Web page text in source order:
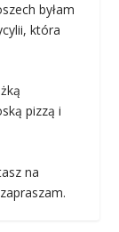
byłam
która
pizzą i
na